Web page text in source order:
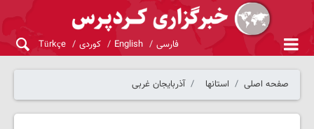
فارسی English کوردی Türkçe
صفحه اصلی استانها آذربایجان غربی